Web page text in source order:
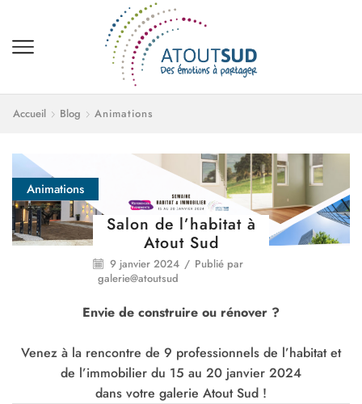
Accueil Blog Animations
Animations
Salon de l’habitat à
Atout Sud
9 janvier 2024 / Publié par
galerie@atoutsud
Envie de construire ou rénover ?
Venez à la rencontre de 9 professionnels de l’habitat et
de l’immobilier du 15 au 20 janvier 2024
dans votre galerie Atout Sud !